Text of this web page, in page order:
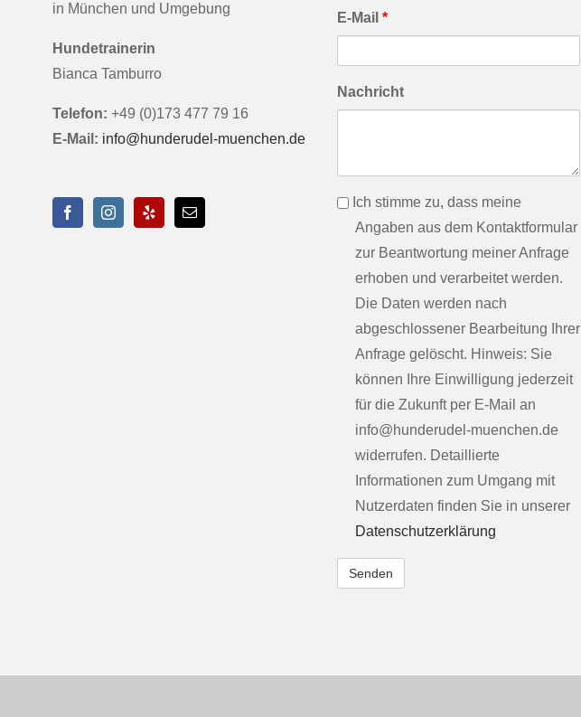
in München und Umgebung
Hundetrainerin
Bianca Tamburro
Telefon: +49 (0)173 477 79 16
E-Mail: info@hunderudel-muenchen.de
E-Mail *
Nachricht
infoIch stimme zu, dass meine
Angaben aus dem Kontaktformular
zur Beantwortung meiner Anfrage
erhoben und verarbeitet werden.
Die Daten werden nach
abgeschlossener Bearbeitung Ihrer
Anfrage gelöscht. Hinweis: Sie
können Ihre Einwilligung jederzeit
für die Zukunft per E-Mail an
info@hunderudel-muenchen.de
widerrufen. Detaillierte
Informationen zum Umgang mit
Nutzerdaten finden Sie in unserer
Datenschutzerklärung